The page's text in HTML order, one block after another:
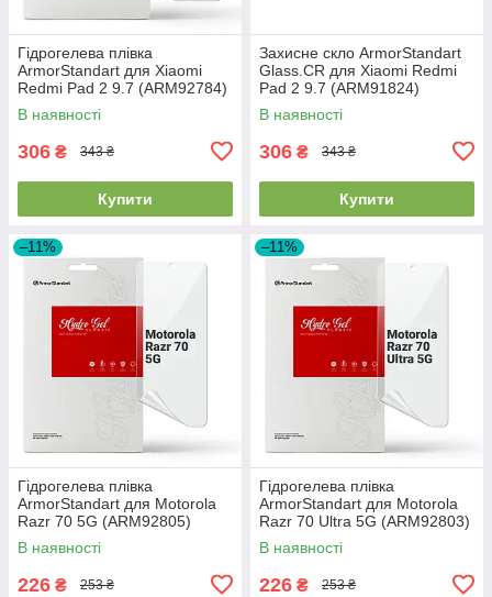
Гідрогелева плівка
ArmorStandart для Xiaomi
Redmi Pad 2 9.7 (ARM92784)
В наявності
306 ₴ 343 ₴
Купити
Захисне скло ArmorStandart
Glass.CR для Xiaomi Redmi
Pad 2 9.7 (ARM91824)
В наявності
306 ₴ 343 ₴
Купити
–11%
Гідрогелева плівка
ArmorStandart для Motorola
Razr 70 5G (ARM92805)
В наявності
226 ₴ 253 ₴
–11%
Гідрогелева плівка
ArmorStandart для Motorola
Razr 70 Ultra 5G (ARM92803)
В наявності
226 ₴ 253 ₴